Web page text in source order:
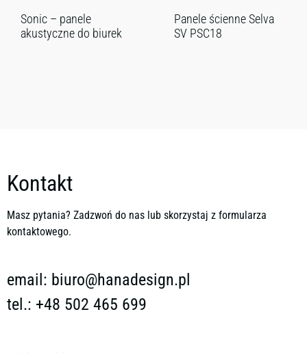
Sonic – panele
akustyczne do biurek
Panele ścienne Selva
SV PSC18
Kontakt
Masz pytania? Zadzwoń do nas lub skorzystaj z formularza
kontaktowego.
email: biuro@hanadesign.pl
tel.: +48 502 465 699